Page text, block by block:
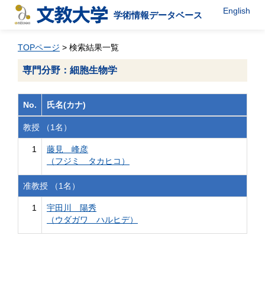
学術情報データベース English
TOPページ > 検索結果一覧
専門分野：細胞生物学
No. 氏名(カナ)
教授 （1名）
1
藤見 峰彦
（フジミ タカヒコ）
准教授 （1名）
1
宇田川 陽秀
（ウダガワ ハルヒデ）